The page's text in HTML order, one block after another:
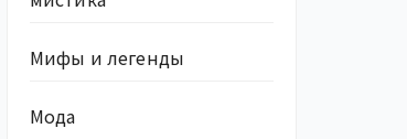
Мифы и легенды
Мода